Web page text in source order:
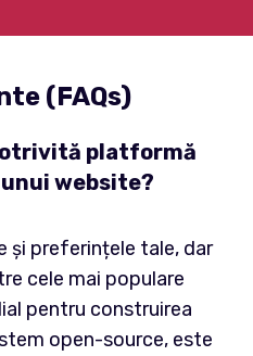
(FAQs)
platformă
website?
și preferințele tale, dar
cele mai populare
pentru construirea
open-source, este